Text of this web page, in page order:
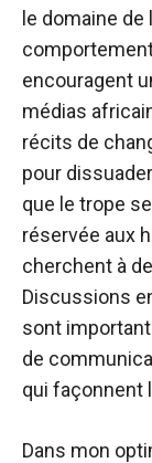
le domaine
encouragent
médias
récits de
pour
que le trope
réservée aux
cherchent à
Discussions
sont
de
qui façonnent
Dans mon